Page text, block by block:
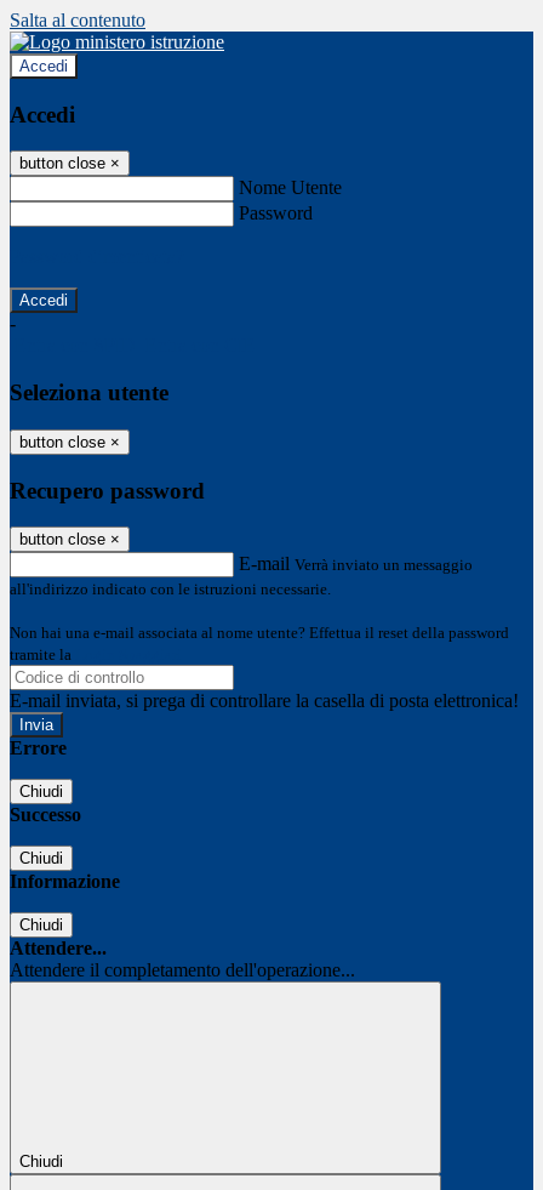
Salta al contenuto
Accedi
Accedi
button close ×
Nome Utente
Password
-
Seleziona utente
button close ×
Recupero password
button close ×
E-mail Verrà inviato un messaggio
all'indirizzo indicato con le istruzioni necessarie.
Non hai una e-mail associata al nome utente? Effettua il reset della password
tramite la
E-mail inviata, si prega di controllare la casella di posta elettronica!
Errore
Chiudi
Successo
Chiudi
Informazione
Chiudi
Attendere...
Attendere il completamento dell'operazione...
Chiudi